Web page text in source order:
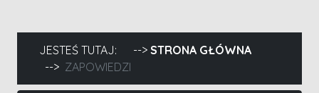
JESTEŚ TUTAJ:
STRONA GŁÓWNA
ZAPOWIEDZI